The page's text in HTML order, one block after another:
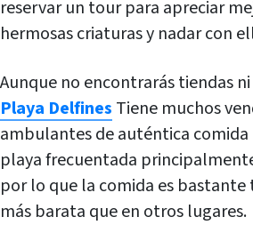
reservar un tour para apreciar
hermosas criaturas y nadar con
Aunque no encontrarás tiendas
Playa Delfines Tiene muchos
ambulantes de auténtica comida
playa frecuentada
por lo que la comida es
más barata que en otros lugares.